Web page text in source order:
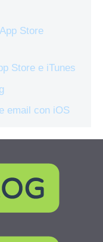
Store
Store e iTunes
email con iOS